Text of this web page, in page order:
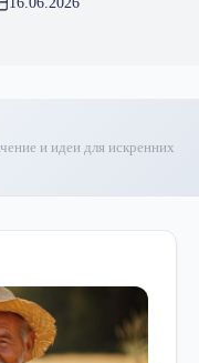
и идеи для искренних